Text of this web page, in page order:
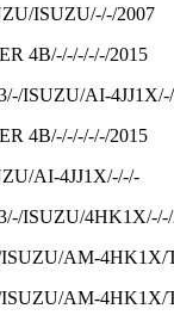
ISUZU/-/-/2007
4B/-/-/-/-/-/2015
ISUZU/AI-
4B/-/-/-/-/-/2015
AI-4JJ1X/-/-/-
ISUZU/
AM-4HK1X/
AM-4HK1X/